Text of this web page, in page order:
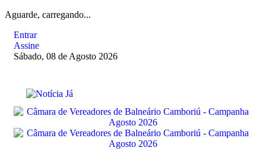
Aguarde, carregando...
Entrar
Assine
Sábado, 08 de Agosto 2026